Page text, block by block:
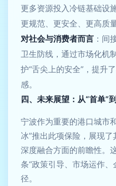
更多资源投入冷链基础设
更规范、更安全、更高质
对社会与消费者而言 ：间
卫生防线，通过市场化机
护“舌尖上的安全”，提升
感。
四、未来展望：从“首单”
宁波作为重要的港口城市
冰”推出此项保险，展现
深度融合方面的前瞻性。
条“政策引导、市场运作
径。